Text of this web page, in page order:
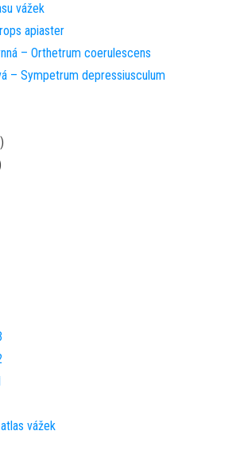
vážek
apiaster
– Orthetrum coerulescens
– Sympetrum depressiusculum
vážek